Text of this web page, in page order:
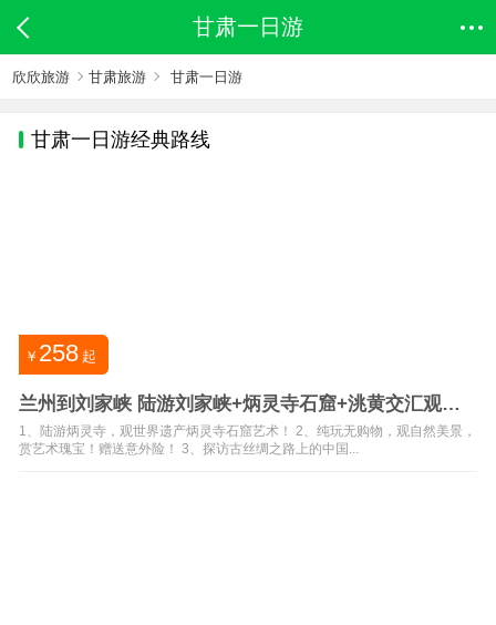
甘肃一日游
欣欣旅游 甘肃旅游 甘肃一日游
甘肃一日游经典路线
￥ 258 起
兰州到刘家峡 陆游刘家峡+炳灵寺石窟+洮黄交汇观景
台纯玩1日
1、陆游炳灵寺，观世界遗产炳灵寺石窟艺术！ 2、纯玩无购物，观自然美景，
赏艺术瑰宝！赠送意外险！ 3、探访古丝绸之路上的中国...